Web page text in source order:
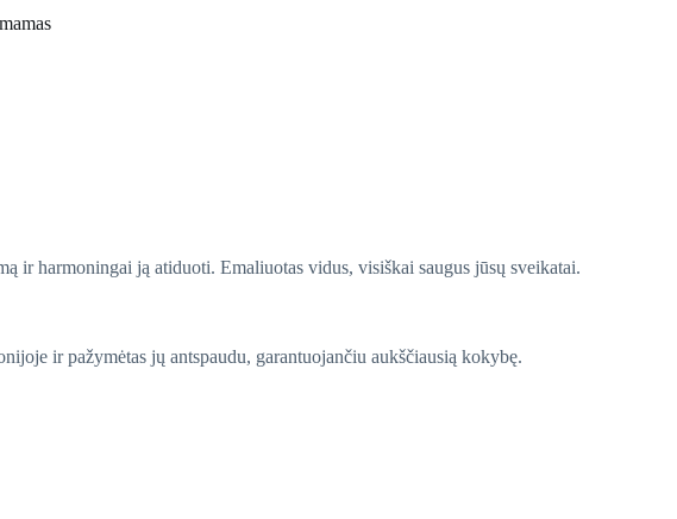
ir harmoningai ją atiduoti. Emaliuotas vidus, visiškai saugus jūsų sveikatai.
ir pažymėtas jų antspaudu, garantuojančiu aukščiausią kokybę.